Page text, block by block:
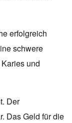
erfolgreich
schwere
und
Der
Das Geld für die